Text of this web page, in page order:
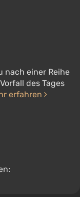
nach einer Reihe
des Tages
erfahren